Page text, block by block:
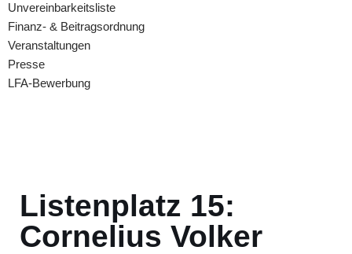
Unvereinbarkeitsliste
Finanz- & Beitragsordnung
Veranstaltungen
Presse
LFA-Bewerbung
Listenplatz 15:
Cornelius Volker